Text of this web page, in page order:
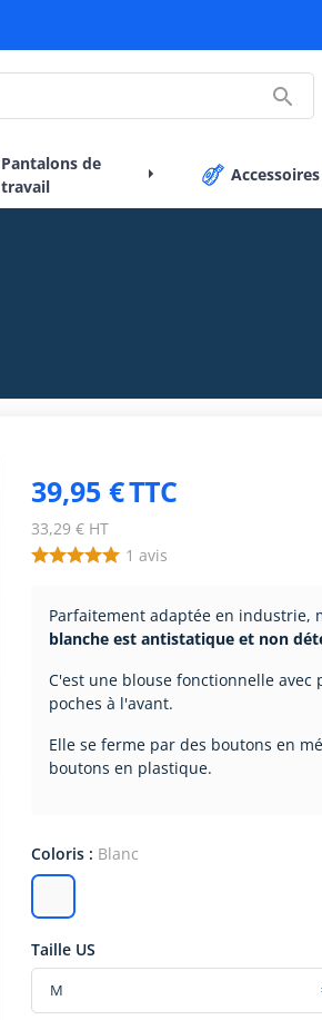

Pantalons de
travail
Accessoires
39,95 €TTC
33,29 € HT
1 avis
Parfaitement adaptée en industrie,
blanche est antistatique et non
C'est une blouse fonctionnelle
poches à l'avant.
Elle se ferme par des boutons en
boutons en plastique.
Coloris : Blanc
Taille US